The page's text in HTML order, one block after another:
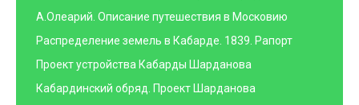
А.Олеарий. Описание путешествия в Московию
Распределение земель в Кабарде. 1839. Рапорт
Проект устройства Кабарды Шарданова
Кабардинский обряд. Проект Шарданова